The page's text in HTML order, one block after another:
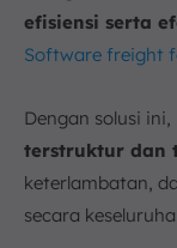
efisiensi serta
Software freight
Dengan solusi
terstruktur dan
keterlambatan,
secara